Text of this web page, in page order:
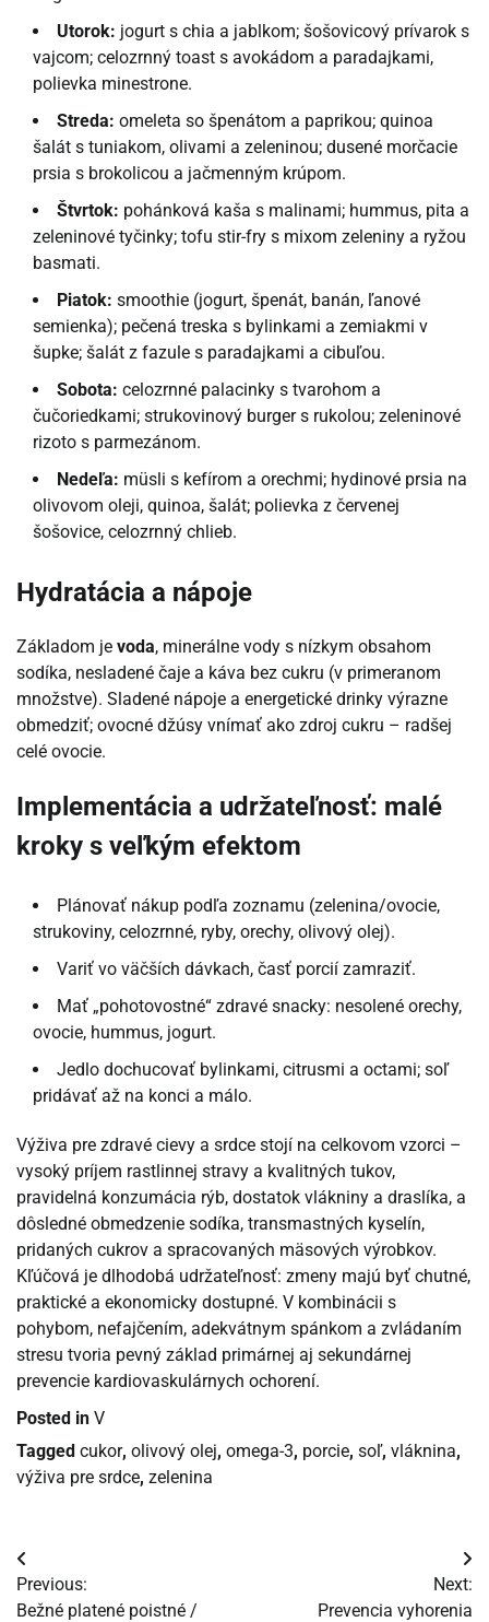
Utorok: jogurt s chia a jablkom; šošovicový prívarok s
vajcom; celozrnný toast s avokádom a paradajkami,
polievka minestrone.
Streda: omeleta so špenátom a paprikou; quinoa
šalát s tuniakom, olivami a zeleninou; dusené morčacie
prsia s brokolicou a jačmenným krúpom.
Štvrtok: pohánková kaša s malinami; hummus, pita a
zeleninové tyčinky; tofu stir-fry s mixom zeleniny a ryžou
basmati.
Piatok: smoothie (jogurt, špenát, banán, ľanové
semienka); pečená treska s bylinkami a zemiakmi v
šupke; šalát z fazule s paradajkami a cibuľou.
Sobota: celozrnné palacinky s tvarohom a
čučoriedkami; strukovinový burger s rukolou; zeleninové
rizoto s parmezánom.
Nedeľa: müsli s kefírom a orechmi; hydinové prsia na
olivovom oleji, quinoa, šalát; polievka z červenej
šošovice, celozrnný chlieb.
Hydratácia a nápoje
Základom je voda, minerálne vody s nízkym obsahom
sodíka, nesladené čaje a káva bez cukru (v primeranom
množstve). Sladené nápoje a energetické drinky výrazne
obmedziť; ovocné džúsy vnímať ako zdroj cukru – radšej
celé ovocie.
Implementácia a udržateľnosť: malé
kroky s veľkým efektom
Plánovať nákup podľa zoznamu (zelenina/ovocie,
strukoviny, celozrnné, ryby, orechy, olivový olej).
Variť vo väčších dávkach, časť porcií zamraziť.
Mať „pohotovostné“ zdravé snacky: nesolené orechy,
ovocie, hummus, jogurt.
Jedlo dochucovať bylinkami, citrusmi a octami; soľ
pridávať až na konci a málo.
Výživa pre zdravé cievy a srdce stojí na celkovom vzorci –
vysoký príjem rastlinnej stravy a kvalitných tukov,
pravidelná konzumácia rýb, dostatok vlákniny a draslíka, a
dôsledné obmedzenie sodíka, transmastných kyselín,
pridaných cukrov a spracovaných mäsových výrobkov.
Kľúčová je dlhodobá udržateľnosť: zmeny majú byť chutné,
praktické a ekonomicky dostupné. V kombinácii s
pohybom, nefajčením, adekvátnym spánkom a zvládaním
stresu tvoria pevný základ primárnej aj sekundárnej
prevencie kardiovaskulárnych ochorení.
Posted in V
Tagged cukor, olivový olej, omega-3, porcie, soľ, vláknina,
výživa pre srdce, zelenina
Navigácia
v
Previous:
Bežné platené poistné /
Next:
Prevencia vyhorenia